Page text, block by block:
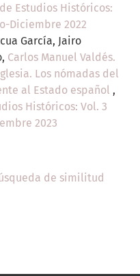
Estudios Históricos:
Diciembre 2022
García, Jairo
Carlos Manuel Valdés.
Los nómadas del
al Estado español ,
Históricos: Vol. 3
2023
de similitud